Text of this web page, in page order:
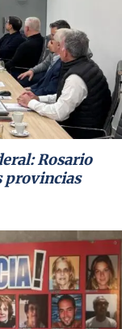
Rosario
provincias